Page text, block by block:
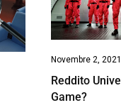
Novembre 2, 2021
Reddito
Game?